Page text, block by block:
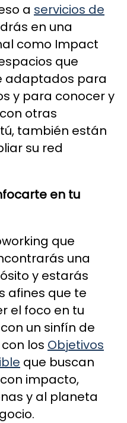
a servicios de
en una
como Impact
que
adaptados para
y para conocer y
otras
también están
su red
en tu
que
una
y estarás
afines que te
el foco en tu
un sinfín de
los Objetivos
que buscan
impacto,
y al planeta